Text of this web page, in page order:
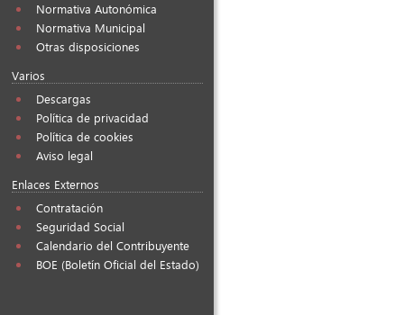
Normativa Autonómica
Normativa Municipal
Otras disposiciones
Varios
Descargas
Política de privacidad
Política de cookies
Aviso legal
Enlaces Externos
Contratación
Seguridad Social
Calendario del Contribuyente
BOE (Boletín Oficial del Estado)